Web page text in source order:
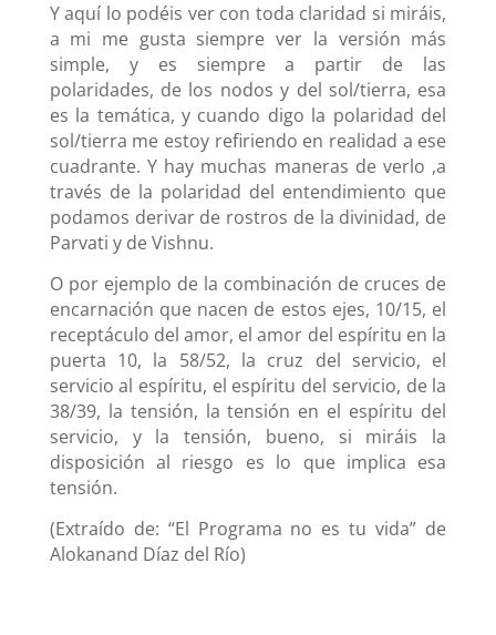
Y aquí lo podéis ver con toda claridad si miráis,
a mi me gusta siempre ver la versión más
simple, y es siempre a partir de las
polaridades, de los nodos y del sol/tierra, esa
es la temática, y cuando digo la polaridad del
sol/tierra me estoy refiriendo en realidad a ese
cuadrante. Y hay muchas maneras de verlo ,a
través de la polaridad del entendimiento que
podamos derivar de rostros de la divinidad, de
Parvati y de Vishnu.
O por ejemplo de la combinación de cruces de
encarnación que nacen de estos ejes, 10/15, el
receptáculo del amor, el amor del espíritu en la
puerta 10, la 58/52, la cruz del servicio, el
servicio al espíritu, el espíritu del servicio, de la
38/39, la tensión, la tensión en el espíritu del
servicio, y la tensión, bueno, si miráis la
disposición al riesgo es lo que implica esa
tensión.
(Extraído de: “El Programa no es tu vida” de
Alokanand Díaz del Río)